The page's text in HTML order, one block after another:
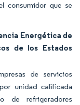
consumidor que se
Energética de
de los Estados
de servicios
unidad calificada
de refrigeradores